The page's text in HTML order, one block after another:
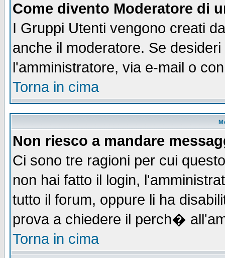
Come divento Moderatore di
I Gruppi Utenti vengono creati
anche il moderatore. Se
l'amministratore, via e-mail o
Torna in cima
Non riesco a mandare
Ci sono tre ragioni per cui
non hai fatto il login,
tutto il forum, oppure li ha
prova a chiedere il perch�
Torna in cima